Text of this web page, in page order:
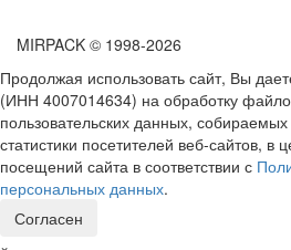
MIRPACK © 1998-2026
Продолжая использовать сайт, Вы
(ИНН 4007014634) на обработку
пользовательских данных,
статистики посетителей веб-сайтов, в
посещений сайта в соответствии с
персональных данных.
Согласен